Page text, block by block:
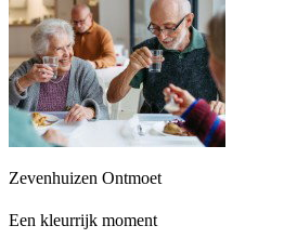
Zevenhuizen Ontmoet
Een kleurrijk moment